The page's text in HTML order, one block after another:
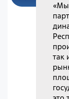
«Мы
так